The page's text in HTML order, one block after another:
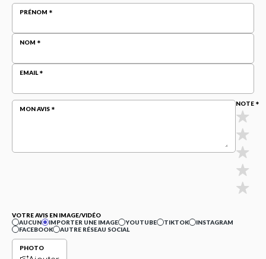
PRÉNOM
NOM
EMAIL
MON AVIS
NOTE
VOTRE AVIS EN IMAGE/VIDÉO
AUCUN
IMPORTER UNE IMAGE YOUTUBE TIKTOK
INSTAGRAM
FACEBOOK
AUTRE RÉSEAU SOCIAL
PHOTO